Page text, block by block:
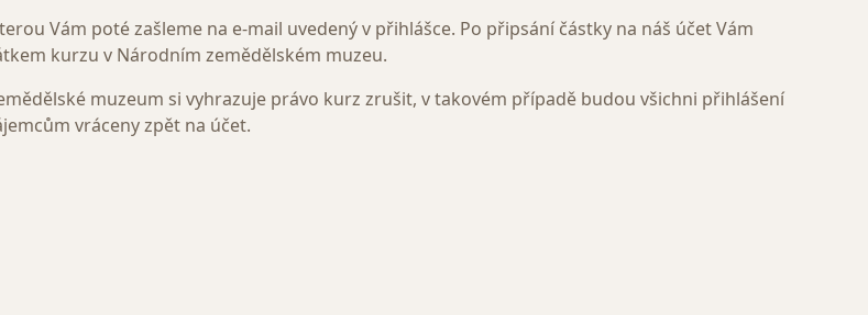
Vám poté zašleme na e-mail uvedený v přihlášce. Po připsání částky na náš účet Vám
kurzu v Národním zemědělském muzeu.
muzeum si vyhrazuje právo kurz zrušit, v takovém případě budou všichni přihlášení
vráceny zpět na účet.